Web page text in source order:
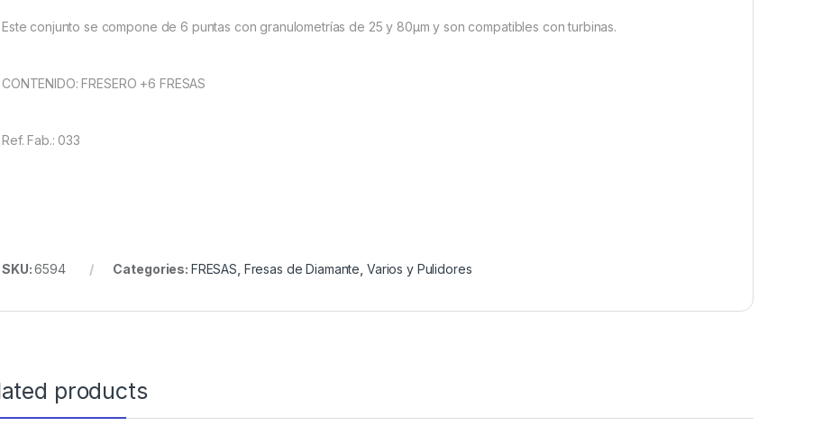
Este conjunto se compone de 6 puntas con granulometrías de 25 y 80μm y son compatibles con turbinas.
CONTENIDO: FRESERO +6 FRESAS
Ref. Fab.: 033
SKU:6594 Categories: FRESAS Fresas de Diamante Varios y Pulidores
products